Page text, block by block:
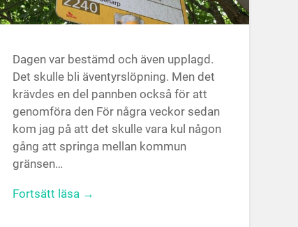
Dagen var bestämd och även upplagd.
Det skulle bli äventyrslöpning. Men det
krävdes en del pannben också för att
genomföra den För några veckor sedan
kom jag på att det skulle vara kul någon
gång att springa mellan kommun
gränsen…
Fortsätt läsa →